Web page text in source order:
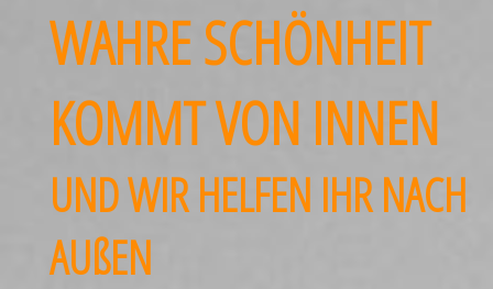
WAHRE SCHÖNHEIT
KOMMT VON INNEN
UND WIR HELFEN IHR NACH
AUßEN